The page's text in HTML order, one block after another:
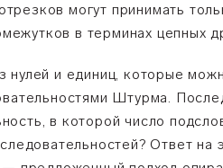
могут принимать
в терминах цепных
и единиц, которые
Штурма.
в которой число
Ответ на